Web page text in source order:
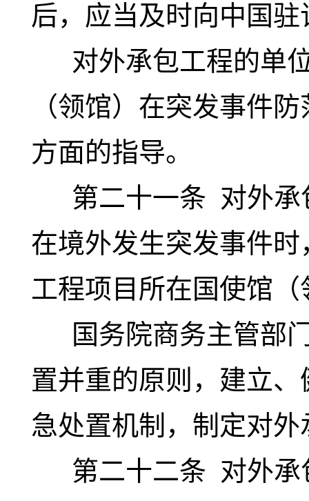
后，应当及时向中国
对外承包工程的单位
（领馆）在突发事件
方面的指导。
第二十一条 对外承
在境外发生突发事件
工程项目所在国使馆
国务院商务主管部门
置并重的原则，建立
急处置机制，制定对
第二十二条 对外承